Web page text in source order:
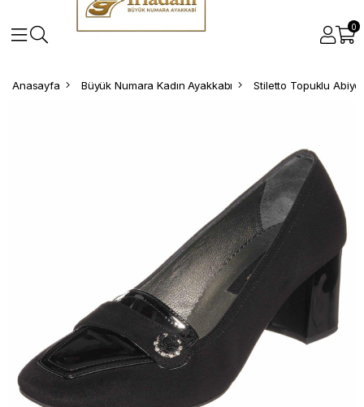
0
Anasayfa Büyük Numara Kadın Ayakkabı Stiletto Topuklu Abiye